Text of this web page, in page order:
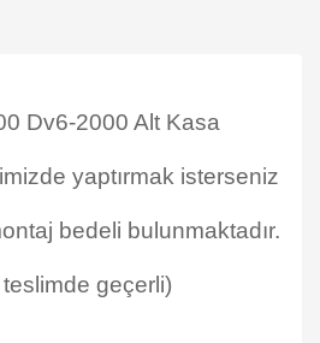
Dv6-2000 Alt Kasa
yaptırmak isterseniz
bedeli bulunmaktadır.
geçerli)